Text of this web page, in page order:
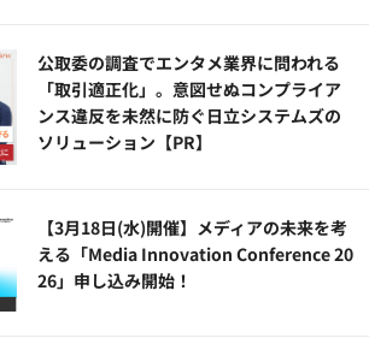
公​​取委の調査でエンタメ業界に問われる
「取引適正化」。意図せぬコンプライア
ンス違反を未然に防ぐ日立システムズの
ソリューション​【PR】
【3月18日(水)開催】メディアの未来を考
える「Media Innovation Conference 20
26」申し込み開始！